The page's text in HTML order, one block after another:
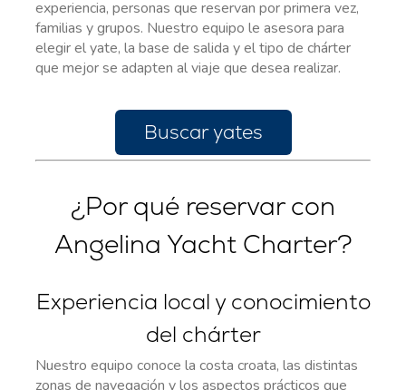
experiencia, personas que reservan por primera vez,
familias y grupos. Nuestro equipo le asesora para
elegir el yate, la base de salida y el tipo de chárter
que mejor se adapten al viaje que desea realizar.
Buscar yates
¿Por qué reservar con
Angelina Yacht Charter?
Experiencia local y conocimiento
del chárter
Nuestro equipo conoce la costa croata, las distintas
zonas de navegación y los aspectos prácticos que